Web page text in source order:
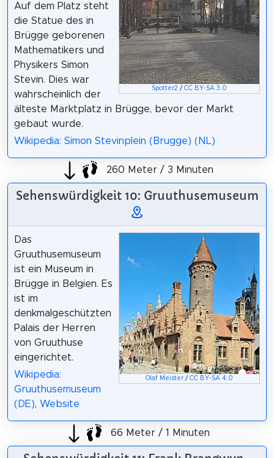
Spotter2 /CC BY-SA 3.0
Auf dem Platz steht
die Statue des in
Brügge geborenen
Mathematikers und
Physikers Simon
Stevin. Dies war
wahrscheinlich der
älteste Marktplatz in Brügge, bevor der Markt
gebaut wurde.
Wikipedia: Simon Stevinplein (Brugge) (NL)
260 Meter / 3 Minuten
Sehenswürdigkeit 10: Gruuthusemuseum
Olaf Meister /CC BY-SA 4.0
Das
Gruuthusemuseum
ist ein Museum in
Brügge in Belgien. Es
ist im
denkmalgeschützten
Palais der Herren
von Gruuthuse
eingerichtet.
Wikipedia:
Gruuthusemuseum
(DE), Website
66 Meter / 1 Minuten